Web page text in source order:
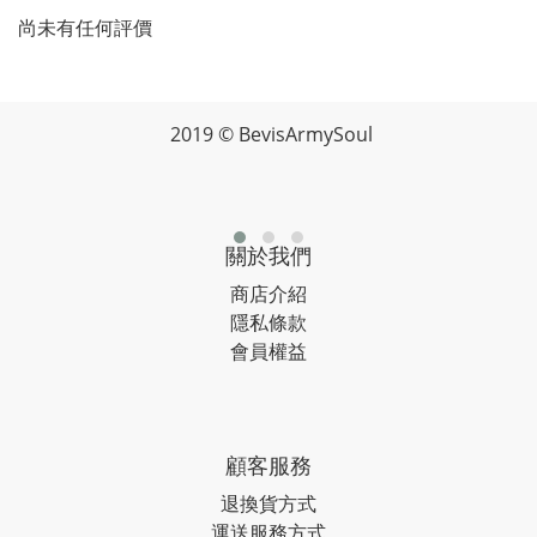
尚未有任何評價
2019 © BevisArmySoul
關於我們
商店介紹
隱私條款
會員權益
顧客服務
退換貨方式